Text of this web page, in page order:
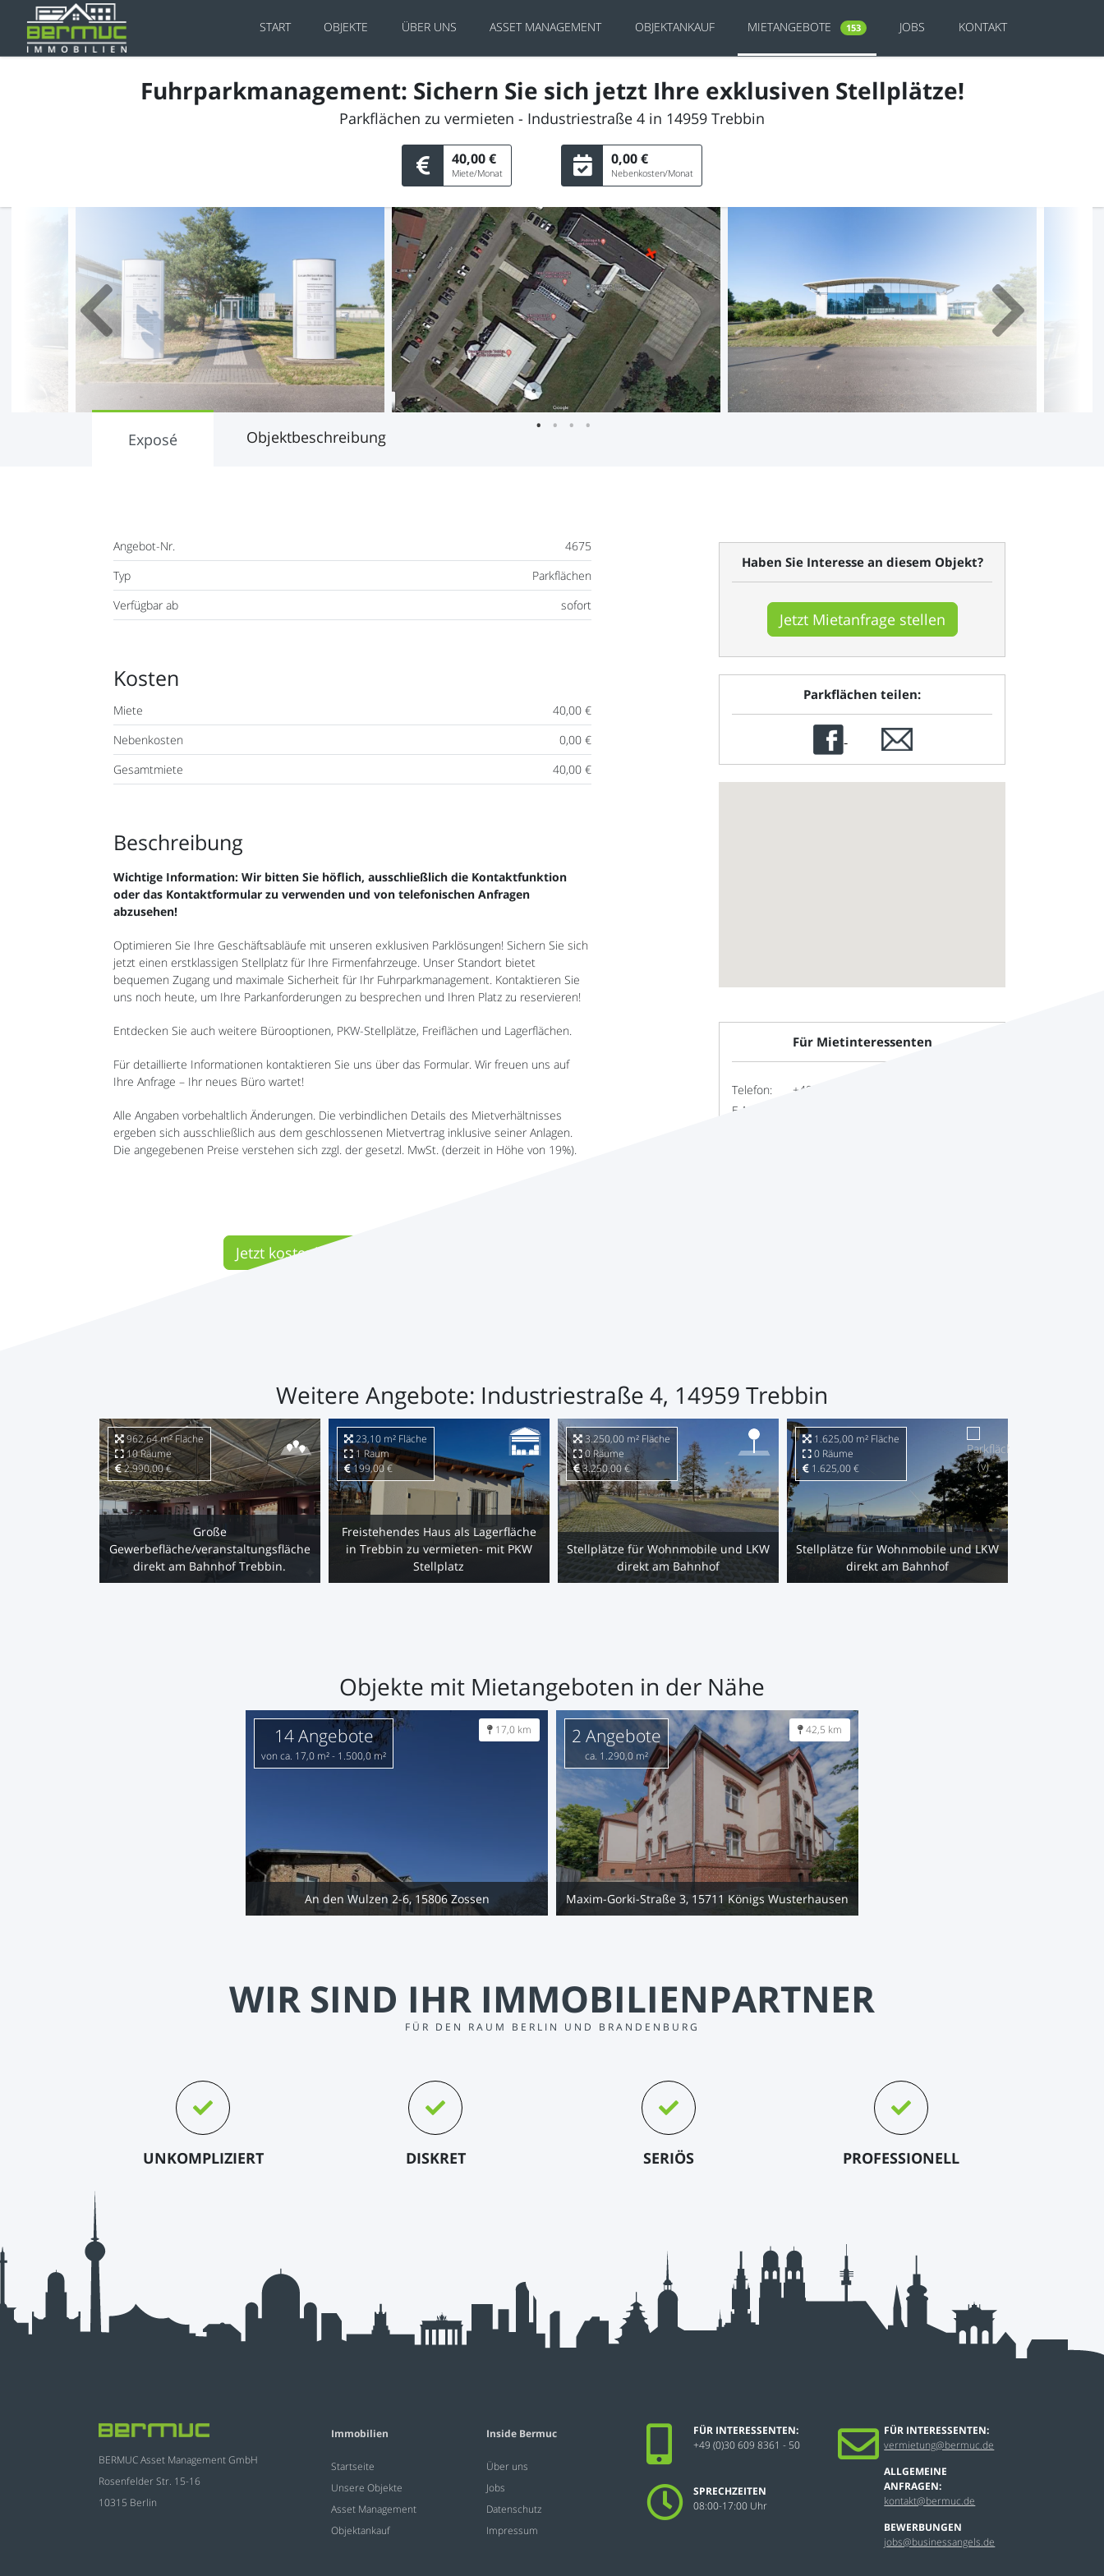
START OBJEKTE ÜBER UNS ASSET MANAGEMENT OBJEKTANKAUF MIETANGEBOTE 153 JOBS KONTAKT
Fuhrparkmanagement: Sichern Sie sich jetzt Ihre exklusiven Stellplätze!
Parkflächen zu vermieten - Industriestraße 4 in 14959 Trebbin
40,00 €
Miete/Monat
0,00 €
Nebenkosten/Monat
1 2 3 4
Exposé Objektbeschreibung
Angebot-Nr.
4675
Typ
Parkflächen
Verfügbar ab
sofort
Kosten
Miete
40,00 €
Nebenkosten
0,00 €
Gesamtmiete
40,00 €
Beschreibung
Wichtige Information: Wir bitten Sie höflich, ausschließlich die Kontaktfunktion
oder das Kontaktformular zu verwenden und von telefonischen Anfragen
abzusehen!
Optimieren Sie Ihre Geschäftsabläufe mit unseren exklusiven Parklösungen! Sichern Sie sich
jetzt einen erstklassigen Stellplatz für Ihre Firmenfahrzeuge. Unser Standort bietet
bequemen Zugang und maximale Sicherheit für Ihr Fuhrparkmanagement. Kontaktieren Sie
uns noch heute, um Ihre Parkanforderungen zu besprechen und Ihren Platz zu reservieren!
Entdecken Sie auch weitere Bürooptionen, PKW-Stellplätze, Freiflächen und Lagerflächen.
Für detaillierte Informationen kontaktieren Sie uns über das Formular. Wir freuen uns auf
Ihre Anfrage – Ihr neues Büro wartet!
Alle Angaben vorbehaltlich Änderungen. Die verbindlichen Details des Mietverhältnisses
ergeben sich ausschließlich aus dem geschlossenen Mietvertrag inklusive seiner Anlagen.
Die angegebenen Preise verstehen sich zzgl. der gesetzl. MwSt. (derzeit in Höhe von 19%).
Jetzt kostenlose Mietanfrage stellen
Haben Sie Interesse an diesem Objekt?
Jetzt Mietanfrage stellen
Parkflächen teilen:
Für Mietinteressenten
Telefon:
+49 (0)30 609 8361 - 50
E-Mail:
Weitere Angebote: Industriestraße 4, 14959 Trebbin
Große
Gewerbefläche/veranstaltungsfläche
direkt am Bahnhof Trebbin.
962,64 m² Fläche
10 Räume
2.990,00 €
Freistehendes Haus als Lagerfläche
in Trebbin zu vermieten- mit PKW
Stellplatz
23,10 m² Fläche
1 Raum
199,00 €
Stellplätze für Wohnmobile und LKW
direkt am Bahnhof
3.250,00 m² Fläche
0 Räume
3.250,00 €
Stellplätze für Wohnmobile und LKW
direkt am Bahnhof
1.625,00 m² Fläche
0 Räume
1.625,00 €
Objekte mit Mietangeboten in der Nähe
17,0 km
An den Wulzen 2-6, 15806 Zossen
14 Angebote
von ca. 17,0 m² - 1.500,0 m²
42,5 km
Maxim-Gorki-Straße 3, 15711 Königs Wusterhausen
2 Angebote
ca. 1.290,0 m²
WIR SIND IHR IMMOBILIENPARTNER
FÜR DEN RAUM BERLIN UND BRANDENBURG
UNKOMPLIZIERT DISKRET SERIÖS PROFESSIONELL
BERMUC Asset Management GmbH
Rosenfelder Str. 15-16
10315 Berlin
Immobilien
Startseite
Unsere Objekte
Asset Management
Objektankauf
Inside Bermuc
Über uns
Jobs
Datenschutz
Impressum
FÜR INTERESSENTEN:
+49 (0)30 609 8361 - 50
SPRECHZEITEN
08:00-17:00 Uhr
FÜR INTERESSENTEN:
vermietung@bermuc.de
ALLGEMEINE
ANFRAGEN:
kontakt@bermuc.de
BEWERBUNGEN
jobs@businessangels.de